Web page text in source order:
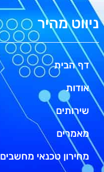
ניווט מהיר
דף הבית
אודות
שירותים
מאמרים
מחירון טכנאי מחשבים